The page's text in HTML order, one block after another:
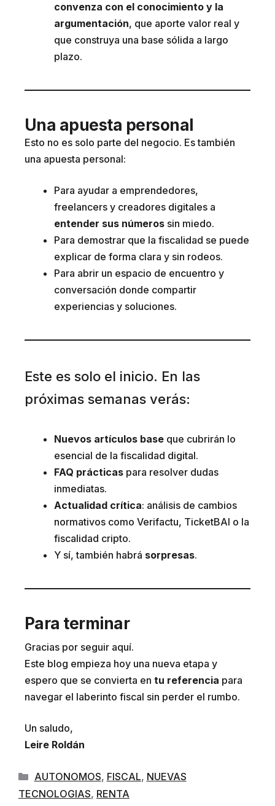
convenza con el conocimiento y la
argumentación, que aporte valor real y
que construya una base sólida a largo
plazo.
Una apuesta personal
Esto no es solo parte del negocio. Es también
una apuesta personal:
Para ayudar a emprendedores,
freelancers y creadores digitales a
entender sus números sin miedo.
Para demostrar que la fiscalidad se puede
explicar de forma clara y sin rodeos.
Para abrir un espacio de encuentro y
conversación donde compartir
experiencias y soluciones.
Este es solo el inicio. En las
próximas semanas verás:
Nuevos artículos base que cubrirán lo
esencial de la fiscalidad digital.
FAQ prácticas para resolver dudas
inmediatas.
Actualidad crítica: análisis de cambios
normativos como Verifactu, TicketBAI o la
fiscalidad cripto.
Y sí, también habrá sorpresas.
Para terminar
Gracias por seguir aquí.
Este blog empieza hoy una nueva etapa y
espero que se convierta en tu referencia para
navegar el laberinto fiscal sin perder el rumbo.
Un saludo,
Leire Roldán
Categorías
AUTONOMOS, FISCAL, NUEVAS
TECNOLOGIAS, RENTA